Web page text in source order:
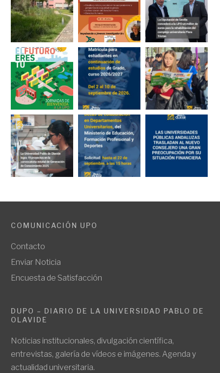
COMUNICACIÓN UPO
Contacto
Enviar Noticia
Encuesta de Satisfacción
DUPO – DIARIO DE LA UNIVERSIDAD PABLO DE
OLAVIDE
Noticias institucionales, divulgación científica,
entrevistas, galería de vídeos e imágenes. Agenda y
actualidad universitaria.